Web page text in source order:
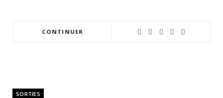
CONTINUER
SORTIES